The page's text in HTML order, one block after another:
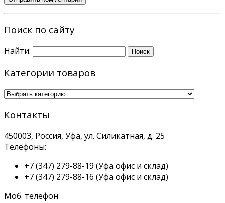
Поиск по сайту
Найти:
Категории товаров
Контакты
450003, Россия, Уфа, ул. Силикатная, д. 25
Телефоны:
+7 (347) 279-88-19 (Уфа офис и склад)
+7 (347) 279-88-16 (Уфа офис и склад)
Моб. телефон